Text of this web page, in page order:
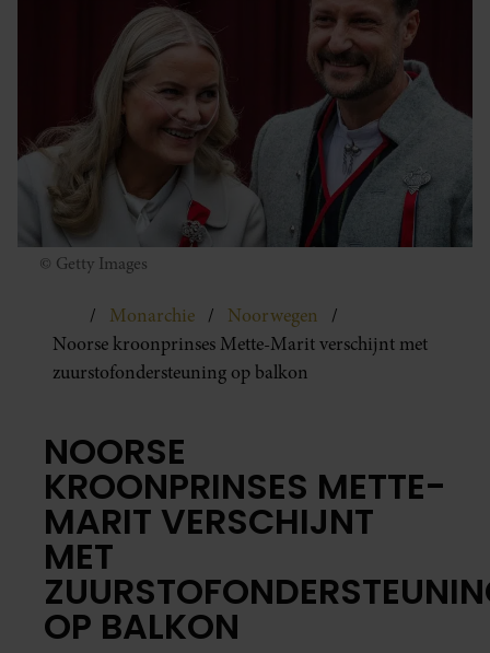
© Getty Images
Monarchie
Noorwegen
Noorse kroonprinses Mette-Marit verschijnt met
zuurstofondersteuning op balkon
NOORSE
KROONPRINSES METTE-
MARIT VERSCHIJNT
MET
OP BALKON